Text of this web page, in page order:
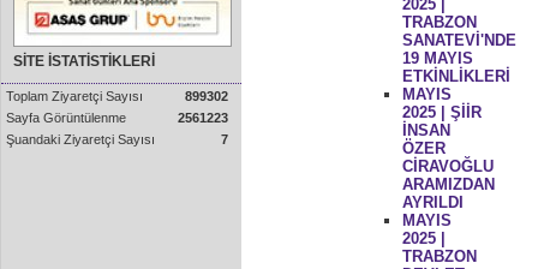
SİTE İSTATİSTİKLERİ
Toplam Ziyaretçi Sayısı
899302
Sayfa Görüntülenme
2561223
Şuandaki Ziyaretçi Sayısı
7
2025 |
TRABZON
SANATEVİ'NDE
19 MAYIS
ETKİNLİKLERİ
MAYIS
2025 | ŞİİR
İNSAN
ÖZER
CİRAVOĞLU
ARAMIZDAN
AYRILDI
MAYIS
2025 |
TRABZON